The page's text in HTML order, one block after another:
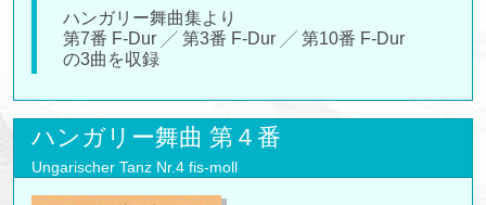
ハンガリー舞曲集より
第7番 F-Dur ╱ 第3番 F-Dur ╱ 第10番 F-Dur
の3曲を収録
ハンガリー舞曲 第４番
Ungarischer Tanz Nr.4 fis-moll